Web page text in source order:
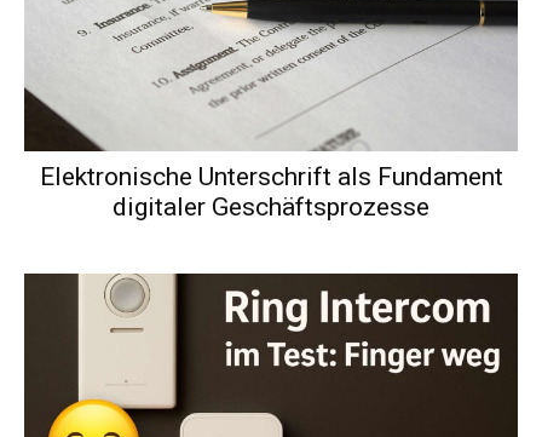
Elektronische Unterschrift als Fundament
digitaler Geschäftsprozesse